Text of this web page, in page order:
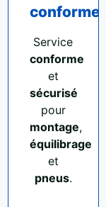
conforme
Service
conforme
et
sécurisé
pour
montage,
équilibrage
et
pneus.